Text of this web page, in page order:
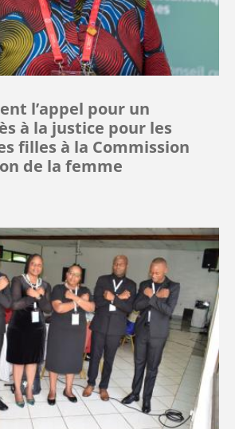
l’appel pour un
à la justice pour les
filles à la Commission
de la femme